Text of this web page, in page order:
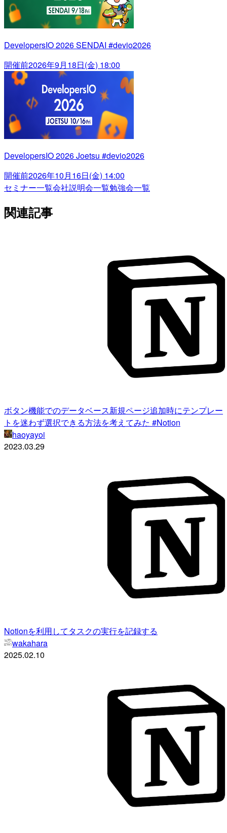
DevelopersIO 2026 SENDAI #devio2026
開催前2026年9月18日(金) 18:00
DevelopersIO 2026 Joetsu #devio2026
開催前2026年10月16日(金) 14:00
セミナー一覧会社説明会一覧勉強会一覧
関連記事
ボタン機能でのデータベース新規ページ追加時にテンプレー
トを迷わず選択できる方法を考えてみた #Notion
haoyayoi
2023.03.29
Notionを利用してタスクの実行を記録する
wakahara
2025.02.10